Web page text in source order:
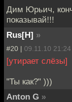
Дим Юрьич,
показывай!!!
Rus[H] »
#20 | 09.11.10 21:24
[утирает слёзы]
"Ты как?" )))
Anton G »